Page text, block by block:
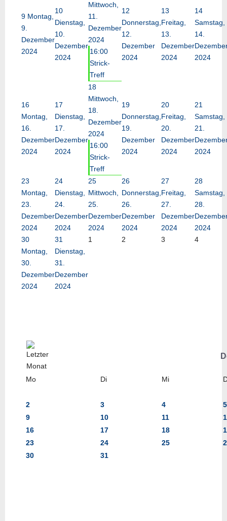
9 Montag,
9.
Dezember
2024
10
Dienstag,
10.
Dezember
2024
Mittwoch,
11.
Dezember
2024
16:00
Strick-
Treff
12
Donnerstag,
12.
Dezember
2024
13
Freitag,
13.
Dezember
2024
14
Samstag,
14.
2024
16
Montag,
16.
Dezember
2024
17
Dienstag,
17.
Dezember
2024
18
Mittwoch,
18.
Dezember
2024
16:00
Strick-
Treff
19
Donnerstag,
19.
Dezember
2024
20
Freitag,
20.
Dezember
2024
21
Samstag,
21.
2024
23
Montag,
23.
Dezember
2024
24
Dienstag,
24.
Dezember
2024
25
Mittwoch,
25.
Dezember
2024
26
Donnerstag,
26.
Dezember
2024
27
Freitag,
27.
Dezember
2024
28
Samstag,
28.
2024
30
Montag,
30.
Dezember
2024
31
Dienstag,
31.
Dezember
2024
1 2 3 4
Mo Di Mi
2 3 4
5
9
10 11
16
17 18
23
24 25
30
31